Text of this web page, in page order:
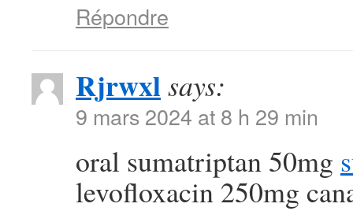
Répondre
Rjrwxlsays:
9 mars 2024 at 8 h 29 min
oral sumatriptan 50mg
levofloxacin 250mg